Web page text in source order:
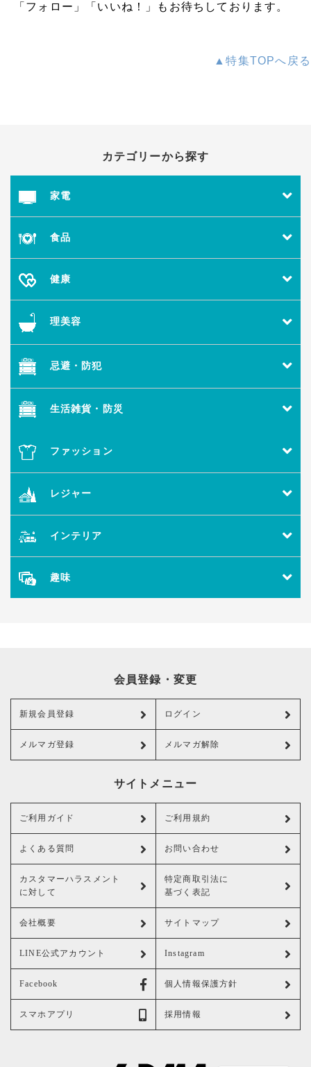
「フォロー」「いいね！」もお待ちしております。
▲特集TOPへ戻る
カテゴリーから探す
家電
食品
健康
理美容
忌避・防犯
生活雑貨・防災
ファッション
レジャー
インテリア
趣味
会員登録・変更
新規会員登録 ログイン
メルマガ登録 メルマガ解除
サイトメニュー
ご利用ガイド ご利用規約
よくある質問 お問い合わせ
カスタマーハラスメント
に対して
特定商取引法に
基づく表記
会社概要 サイトマップ
LINE公式アカウント Instagram
Facebook 個人情報保護方針
スマホアプリ 採用情報